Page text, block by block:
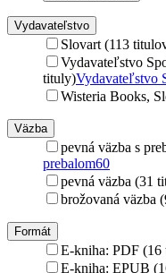
Vydavateľstvo
Slovart (113
Vydavateľstvo
tituly)Vydavateľstvo
Wisteria Books,
Väzba
pevná väzba s
prebalom60
pevná väzba (31
brožovaná väzba
Formát
E-kniha: PDF (16
E-kniha: EPUB